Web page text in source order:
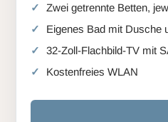
Zwei getrennte Betten,
Eigenes Bad mit Dusche
32-Zoll-Flachbild-TV mit
Kostenfreies WLAN